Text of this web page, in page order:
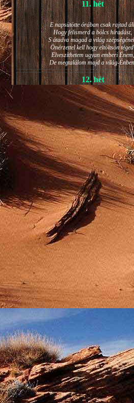
11. hét
E napsütötte órában csak rajtad
Hogy felismerd a bölcs híradást,
S átadva magad a világ
Önérzettel kell hogy eltöltsön
Elveszíthetem ugyan emberi Énem,
De megtalálom majd a világ-
12. hét
JÁNOS-NAPI HANGULAT
A világ szépséges ragyogása -
Lelkem mélyéről - arra kényszerít,
Késztessem kozmikus
Életem isteni képességeit:
Hogy saját lényemet elhagyjam,
S bizakodva keressem önmagam
A kozmikus hő- és fényáradatban.
13. hét
És szárnyalván érzéki
Lelkem mélységeiben is fellobban,
S az isteni igazság szava szól
A szellem tüzének világából:
Szellemi alapjaidhoz eljutva ismerd
Hogy rokonságban állsz a
14. hét
Átadva magam az érzékek
Elveszítettem azt, ami saját lényem
S már úgy tűnt, hogy a gondolkodás
Kábulttá vált Énemet is magával
De ébresztőleg hatva rám az érzéki
A kozmikus gondolkodás is egyre
Mint akit elvarázsoltak, megérzem
A szellem működését a kozmikus
Mely az érzéketlenségbe
Burkolta saját lényem,
Hogy olyan erőt adjon nekem,
Mely önmagától adódni képtelen:
Saját behatárolt Énem.